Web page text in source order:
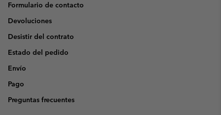
Formulario de contacto
Devoluciones
Desistir del contrato
Estado del pedido
Envío
Pago
Preguntas frecuentes